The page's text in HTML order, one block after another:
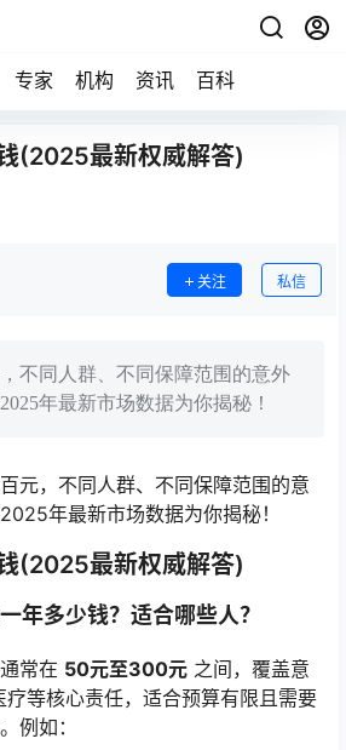
专家 机构 资讯 百科
(2025最新权威解答)
关注 私信
不同人群、不同保障范围的意外
年最新市场数据为你揭秘！
元，不同人群、不同保障范围的意
年最新市场数据为你揭秘！
(2025最新权威解答)
年多少钱？适合哪些人？
常在 50元至300元 之间，覆盖意
等核心责任，适合预算有限且需要
例如：